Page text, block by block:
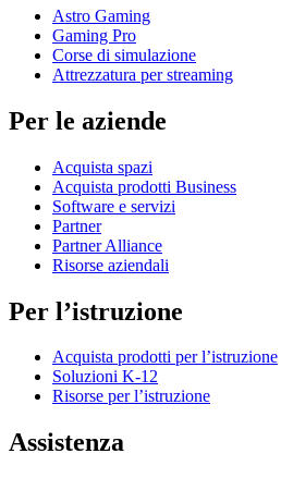
Astro Gaming
Gaming Pro
Corse di simulazione
Attrezzatura per streaming
Per le aziende
Acquista spazi
Acquista prodotti Business
Software e servizi
Partner
Partner Alliance
Risorse aziendali
Per l’istruzione
Acquista prodotti per l’istruzione
Soluzioni K-12
Risorse per l’istruzione
Assistenza